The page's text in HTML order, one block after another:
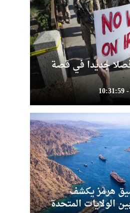
جديدا في قصة
هرمز يكشف
الولايات المتحدة